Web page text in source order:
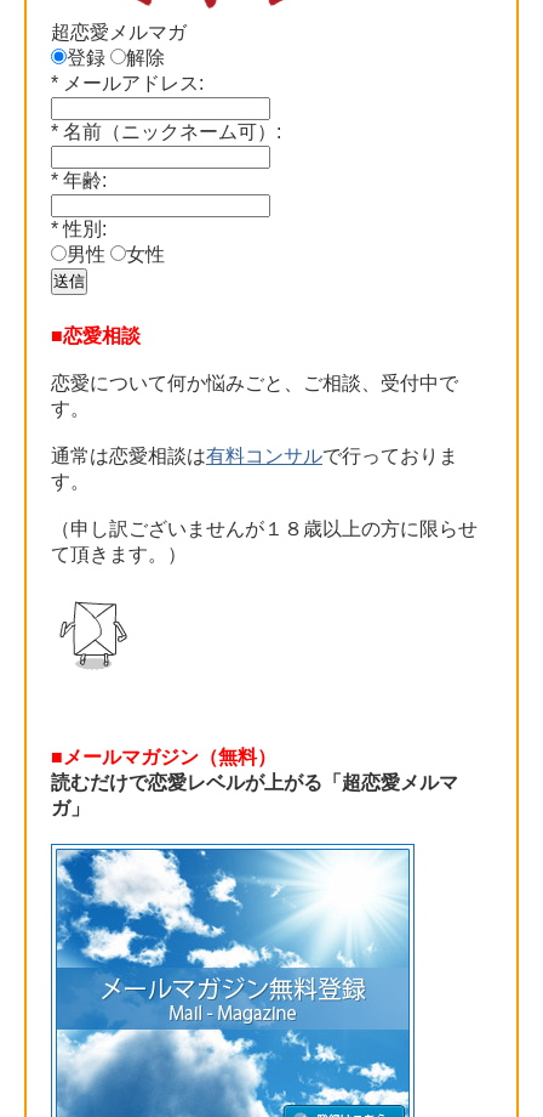
超恋愛メルマガ
登録
解除
* メールアドレス:
* 名前（ニックネーム可）:
* 年齢:
* 性別:
男性
女性
■恋愛相談
恋愛について何か悩みごと、ご相談、受付中で
す。
通常は恋愛相談は有料コンサルで行っておりま
す。
（申し訳ございませんが１８歳以上の方に限らせ
て頂きます。）
■メールマガジン（無料）
読むだけで恋愛レベルが上がる「超恋愛メルマ
ガ」